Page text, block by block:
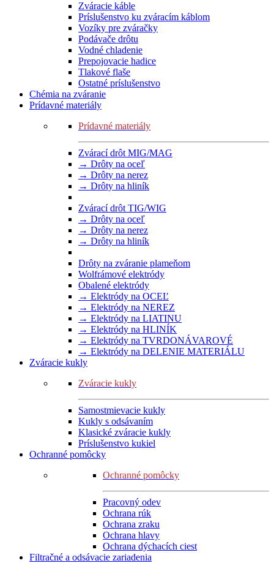
Zváracie káble
Príslušenstvo ku zváracím káblom
Vozíky pre zváračky
Podávače drôtu
Vodné chladenie
Prepojovacie hadice
Tlakové flaše
Ostatné príslušenstvo
Chémia na zváranie
Prídavné materiály
Prídavné materiály
Zvárací drôt MIG/MAG
→ Drôty na oceľ
→ Drôty na nerez
→ Drôty na hliník
Zvárací drôt TIG/WIG
→ Drôty na oceľ
→ Drôty na nerez
→ Drôty na hliník
Drôty na zváranie plameňom
Wolfrámové elektródy
Obalené elektródy
→ Elektródy na OCEĽ
→ Elektródy na NEREZ
→ Elektródy na LIATINU
→ Elektródy na HLINÍK
→ Elektródy na TVRDONÁVAROVÉ
→ Elektródy na DELENIE MATERIÁLU
Zváracie kukly
Zváracie kukly
Samostmievacie kukly
Kukly s odsávaním
Klasické zváracie kukly
Príslušenstvo kukiel
Ochranné pomôcky
Ochranné pomôcky
Pracovný odev
Ochrana rúk
Ochrana zraku
Ochrana hlavy
Ochrana dýchacích ciest
Filtračné a odsávacie zariadenia